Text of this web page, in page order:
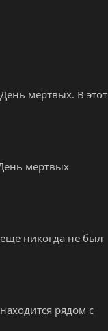
мертвых. В этот
мертвых
никогда не был
рядом с